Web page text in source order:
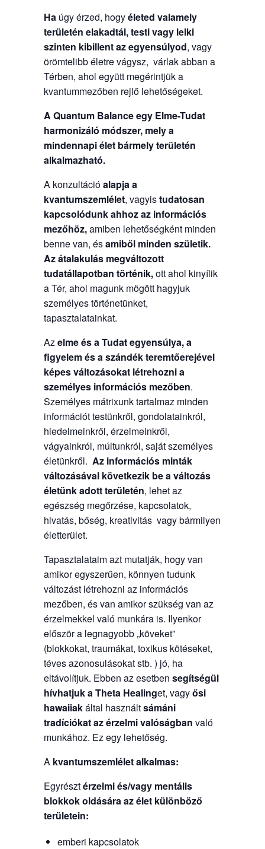
Haúgy érzed, hogyéleted valamely
területén elakadtál, testi vagy lelki
szinten kibillent az egyensúlyod, vagy
örömtelibb életre vágysz, várlak abban a
Térben, ahol együtt megérintjük a
kvantummezőben rejlő lehetőségeket.
A Quantum Balance egy Elme-Tudat
harmonizáló módszer, mely a
mindennapi élet bármely területén
alkalmazható.
A konzultációalapja a
kvantumszemlélet, vagyistudatosan
kapcsolódunk ahhoz az információs
mezőhöz,amiben lehetőségként minden
benne van, ésamiből minden születik.
Az átalakulás megváltozott
tudatállapotban történik,ott ahol kinyílik
a Tér, ahol magunk mögött hagyjuk
személyes történetünket,
tapasztalatainkat.
Azelme és a Tudat egyensúlya, a
figyelem és a szándék teremtőerejével
képes változásokat létrehozni a
személyes információs mezőben.
Személyes mátrixunk tartalmaz minden
információt testünkről, gondolatainkról,
hiedelmeinkről, érzelmeinkről,
vágyainkról, múltunkról, saját személyes
életünkről. Az információs minták
változásával következik be a változás
életünk adott területén, lehet az
egészség megőrzése, kapcsolatok,
hivatás, bőség, kreativitás vagy bármilyen
életterület.
Tapasztalataim azt mutatják, hogy van
amikor egyszerűen, könnyen tudunk
változást létrehozni az információs
mezőben, és van amikor szükség van az
érzelmekkel való munkára is. Ilyenkor
először a legnagyobb „köveket”
(blokkokat, traumákat, toxikus kötéseket,
téves azonosulásokat stb. ) jó, ha
eltávolítjuk. Ebben az esetben segítségül
hívhatjuk aTheta Healinget, vagyősi
hawaiiakáltal használtsámáni
tradíciókataz érzelmi valóságban való
munkához. Ez egy lehetőség.
A kvantumszemléletalkalmas:
Egyrésztérzelmi és/vagy mentális
blokkok oldásáraaz élet különböző
területein:
emberi kapcsolatok